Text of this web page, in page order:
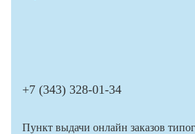
+7 (343) 328-01-34
Пункт выдачи онлайн заказов